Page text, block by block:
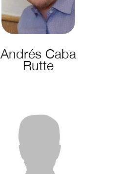
Andrés Caba
Rutte